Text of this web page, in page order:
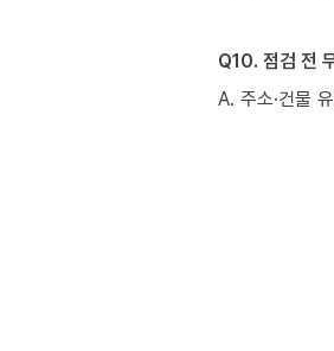
Q10. 점검 전
A. 주소·건물